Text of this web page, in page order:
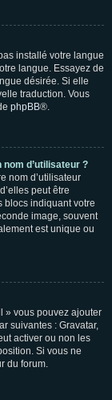
installé votre langue
langue. Essayez de
désirée. Si elle
traduction. Vous
phpBB®.
d’utilisateur ?
nom d’utilisateur
peut être
blocs indiquant votre
image, souvent
est unique ou
» vous pouvez ajouter
suivantes : Gravatar,
activer ou non les
Si vous ne
du forum.